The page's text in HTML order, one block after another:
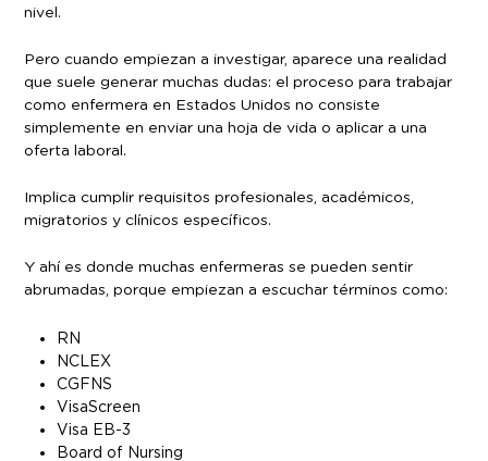
nivel.
Pero cuando empiezan a investigar, aparece una realidad
que suele generar muchas dudas: el proceso para trabajar
como enfermera en Estados Unidos no consiste
simplemente en enviar una hoja de vida o aplicar a una
oferta laboral.
Implica cumplir requisitos profesionales, académicos,
migratorios y clínicos específicos.
Y ahí es donde muchas enfermeras se pueden sentir
abrumadas, porque empiezan a escuchar términos como:
RN
NCLEX
CGFNS
VisaScreen
Visa EB-3
Board of Nursing